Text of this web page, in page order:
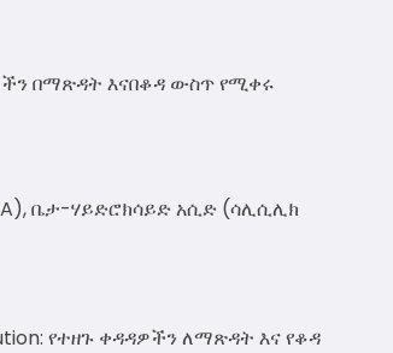
በማጽዳት እናበቆዳ ውስጥ የሚቀሩ
ቤታ-ሃይድሮክሳይድ አሲድ (ሳሊሲሊክ
የተዘጉ ቀዳዳዎችን ለማጽዳት እና የቆዳ